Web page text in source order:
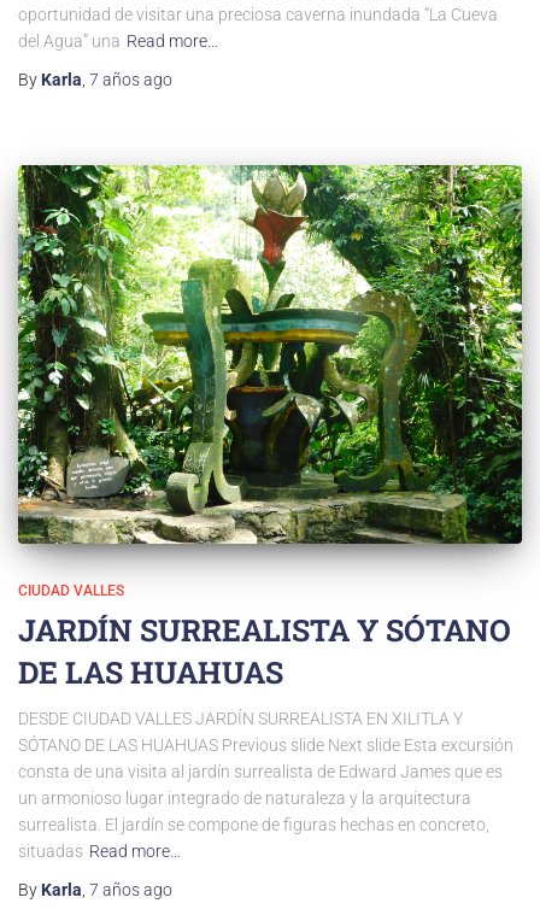
oportunidad de visitar una preciosa caverna inundada “La Cueva
del Agua” una Read more…
By Karla, 7 añosago
CIUDAD VALLES
JARDÍN SURREALISTA Y SÓTANO
DE LAS HUAHUAS
DESDE CIUDAD VALLES JARDÍN SURREALISTA EN XILITLA Y
SÓTANO DE LAS HUAHUAS Previous slide Next slide Esta excursión
consta de una visita al jardín surrealista de Edward James que es
un armonioso lugar integrado de naturaleza y la arquitectura
surrealista. El jardín se compone de figuras hechas en concreto,
situadas Read more…
By Karla 7 añosago